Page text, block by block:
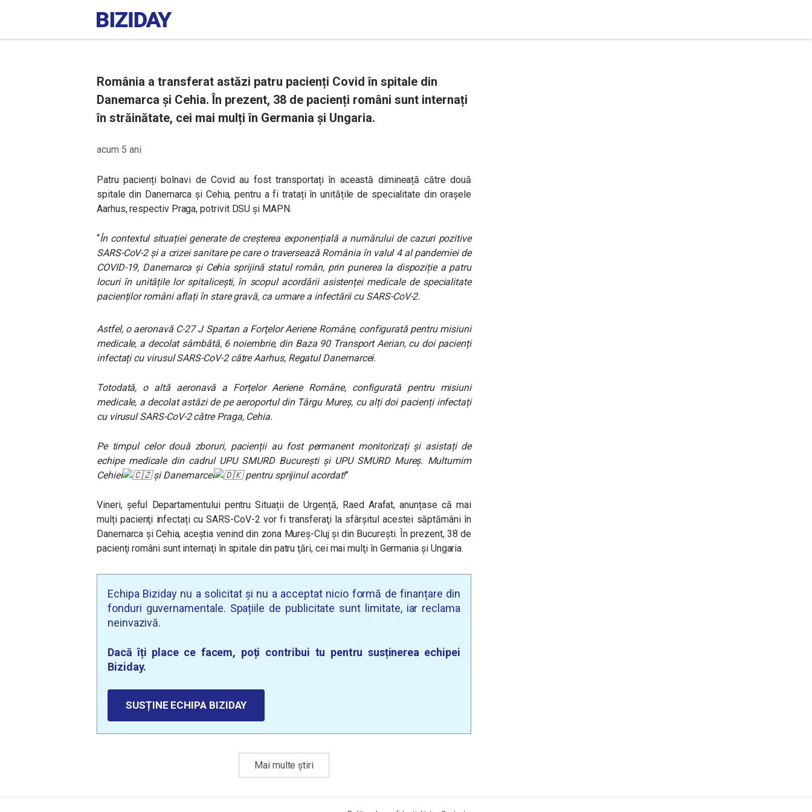
România a transferat astăzi patru pacienți Covid în spitale din
Danemarca și Cehia. În prezent, 38 de pacienți români sunt internați
în străinătate, cei mai mulți în Germania și Ungaria.
acum 5 ani
Patru pacienți bolnavi de Covid au fost transportați în această dimineață către două
spitale din Danemarca și Cehia, pentru a fi tratați în unitățile de specialitate din orașele
Aarhus, respectiv Praga, potrivit DSU și MAPN.
“În contextul situației generate de creșterea exponențială a numărului de cazuri pozitive
SARS-CoV-2 și a crizei sanitare pe care o traversează România în valul 4 al pandemiei de
COVID-19, Danemarca și Cehia sprijină statul român, prin punerea la dispoziție a patru
locuri în unitățile lor spitalicești, în scopul acordării asistenței medicale de specialitate
pacienților români aflați în stare gravă, ca urmare a infectării cu SARS-CoV-2.
Astfel, o aeronavă C-27 J Spartan a Forţelor Aeriene Române, configurată pentru misiuni
medicale, a decolat sâmbătă, 6 noiembrie, din Baza 90 Transport Aerian, cu doi pacienți
infectați cu virusul SARS-CoV-2 către Aarhus, Regatul Danemarcei.
Totodată, o altă aeronavă a Forțelor Aeriene Române, configurată pentru misiuni
medicale, a decolat astăzi de pe aeroportul din Târgu Mureș, cu alți doi pacienți infectați
cu virusul SARS-CoV-2 către Praga, Cehia.
Pe timpul celor două zboruri, pacienții au fost permanent monitorizați și asistați de
echipe medicale din cadrul UPU SMURD București și UPU SMURD Mureș. Multumim
Cehiei
și Danemarcei pentru sprijinul acordat!”
Vineri, șeful Departamentului pentru Situații de Urgență, Raed Arafat, anunțasecă mai
mulți pacienţi infectați cu SARS-CoV-2 vor fi transferaţi la sfârșitul acestei săptămâni în
Danemarca și Cehia, aceștia venind din zona Mureș-Cluj și din București. În prezent, 38 de
pacienţi români sunt internaţi în spitale din patru ţări, cei mai mulţi în Germania şi Ungaria.
Echipa Biziday nu a solicitat și nu a acceptat nicio formă de finanțare din
fonduri guvernamentale. Spațiile de publicitate sunt limitate, iar reclama
neinvazivă.
Dacă îți place ce facem, poți contribui tu pentru susținerea echipei
Biziday.
SUSȚINE ECHIPA BIZIDAY
Mai multe știri